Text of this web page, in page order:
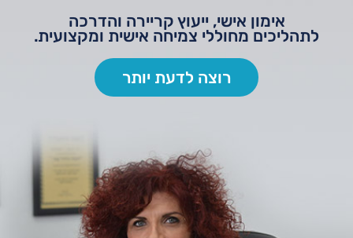
אימון אישי, ייעוץ קריירה והדרכה
לתהליכים מחוללי צמיחה אישית ומקצועית.
רוצה לדעת יותר